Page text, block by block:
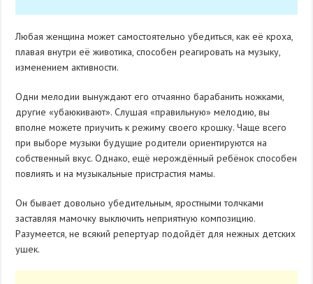
Любая женщина может самостоятельно убедиться, как её кроха,
плавая внутри её животика, способен реагировать на музыку,
изменением активности.
Одни мелодии вынуждают его отчаянно барабанить ножками,
другие «убаюкивают». Слушая «правильную» мелодию, вы
вполне можете приучить к режиму своего крошку. Чаще всего
при выборе музыки будущие родители ориентируются на
собственный вкус. Однако, ещё нерождённый ребёнок способен
повлиять и на музыкальные пристрастия мамы.
Он бывает довольно убедительным, яростными толчками
заставляя мамочку выключить неприятную композицию.
Разумеется, не всякий репертуар подойдёт для нежных детских
ушек.